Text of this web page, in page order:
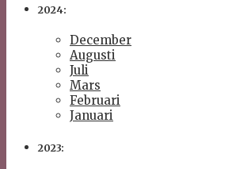
2024:
December
Augusti
Juli
Mars
Februari
Januari
2023: